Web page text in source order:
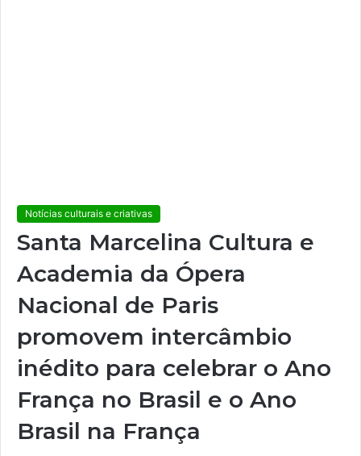
Notícias culturais e criativas
Santa Marcelina Cultura e
Academia da Ópera
Nacional de Paris
promovem intercâmbio
inédito para celebrar o Ano
França no Brasil e o Ano
Brasil na França